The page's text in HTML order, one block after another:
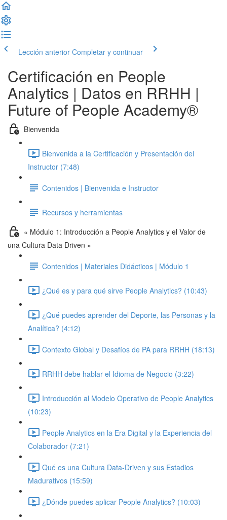
Lección anterior Completar y continuar
Certificación en People
Analytics | Datos en RRHH |
Future of People Academy®
Bienvenida
Bienvenida a la Certificación y Presentación del
Instructor (7:48)
Contenidos | Bienvenida e Instructor
Recursos y herramientas
« Módulo 1: Introducción a People Analytics y el Valor de
una Cultura Data Driven »
Contenidos | Materiales Didácticos | Módulo 1
¿Qué es y para qué sirve People Analytics? (10:43)
¿Qué puedes aprender del Deporte, las Personas y la
Analítica? (4:12)
Contexto Global y Desafíos de PA para RRHH (18:13)
RRHH debe hablar el Idioma de Negocio (3:22)
Introducción al Modelo Operativo de People Analytics
(10:23)
People Analytics en la Era Digital y la Experiencia del
Colaborador (7:21)
Qué es una Cultura Data-Driven y sus Estadios
Madurativos (15:59)
¿Dónde puedes aplicar People Analytics? (10:03)